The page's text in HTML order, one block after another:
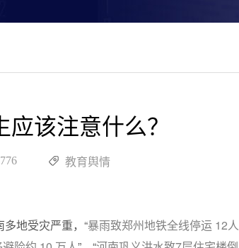
该注意什么？
教育舆情
地受灾严重，“暴雨致郑州地铁全线停运 12人